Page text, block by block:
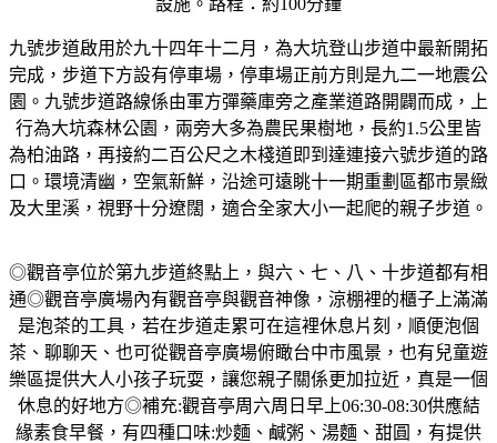
九號步道啟用於九十四年十二月，為大坑登山步道中最新開拓
完成，步道下方設有停車場，停車場正前方則是九二一地震公
園。九號步道路線係由軍方彈藥庫旁之產業道路開闢而成，上
行為大坑森林公園，兩旁大多為農民果樹地，長約1.5公里皆
為柏油路，再接約二百公尺之木棧道即到達連接六號步道的路
口。環境清幽，空氣新鮮，沿途可遠眺十一期重劃區都市景緻
及大里溪，視野十分遼闊，適合全家大小一起爬的親子步道。
◎觀音亭位於第九步道終點上，與六、七、八、十步道都有相
通◎觀音亭廣場內有觀音亭與觀音神像，涼棚裡的櫃子上滿滿
是泡茶的工具，若在步道走累可在這裡休息片刻，順便泡個
茶、聊聊天、也可從觀音亭廣場俯瞰台中市風景，也有兒童遊
樂區提供大人小孩子玩耍，讓您親子關係更加拉近，真是一個
休息的好地方◎補充:觀音亭周六周日早上06:30-08:30供應結
緣素食早餐，有四種口味:炒麵、鹹粥、湯麵、甜圓，有提供